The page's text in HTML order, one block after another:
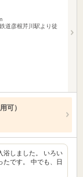
道彦根芹川駅より徒
可）
浴しました。 いろい
たです。 中でも、日